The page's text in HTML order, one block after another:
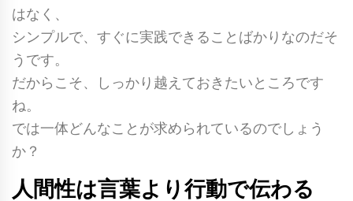
はなく、
シンプルで、すぐに実践できることばかりなのだそ
うです。
だからこそ、しっかり越えておきたいところです
ね。
では一体どんなことが求められているのでしょう
か？
人間性は言葉より行動で伝わる